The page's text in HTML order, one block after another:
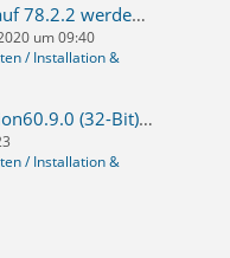
Nach automatischem Update auf 78.2.2 werden verschiedene Konten nicht mehr angesteuert
um 09:40
/ Installation &
Nach Update auf neueste Version60.9.0 (32-Bit) werden mails nicht mehr abgerufen !!!
/ Installation &